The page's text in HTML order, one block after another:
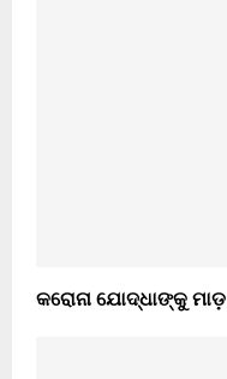
କରୋନା ଯୋଦ୍ଧାଙ୍କୁ ମାଡ଼